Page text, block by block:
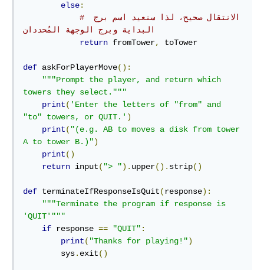
else:
# الانتقال صحيح، لذا سنعيد اسم برج
البداية وبرج الوجهة المُحددان
return fromTower, toTower
def askForPlayerMove():
"""Prompt the player, and return which
towers they select."""
print( 'Enter the letters of "from" and
"to" towers, or QUIT.' )
print( "(e.g. AB to moves a disk from tower
A to tower B.)")
print()
return input( "> "). upper(). strip()
def terminateIfResponseIsQuit(response):
"""Terminate the program if response is
'QUIT'"""
if response == "QUIT" :
print( "Thanks for playing!")
        sys
. exit()